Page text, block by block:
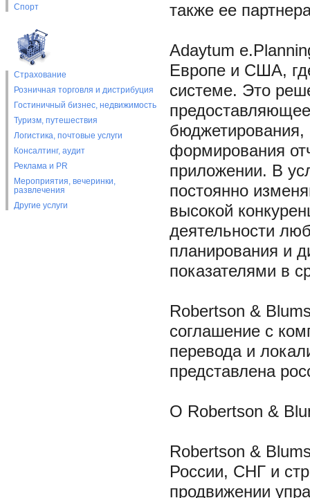
Спорт
Страхование
Розничная торговля и дистрибуция
Гостиничный бизнес, недвижимость
Туризм, путешествия
Логистика, почтовые услуги
Консалтинг, аудит
Реклама и PR
Мероприятия, вечеринки,
развлечения
Другие услуги
также ее
Adaytum
Европе и США,
системе. Это
бюджетирования,
формирования
приложении. В
постоянно
высокой
деятельности
планирования и
показателями в
Robertson &
соглашение с
перевода и
представлена
О Robertson &
Robertson &
России, СНГ и
продвижении